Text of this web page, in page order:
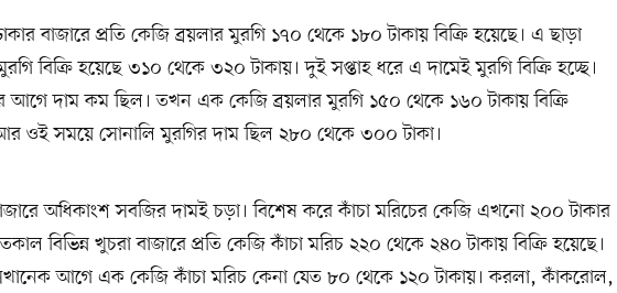
বাজারে প্রতি কেজি ব্রয়লার মুরগি ১৭০ থেকে ১৮০ টাকায় বিক্রি হয়েছে। এ ছাড়া
বিক্রি হয়েছে ৩১০ থেকে ৩২০ টাকায়। দুই সপ্তাহ ধরে এ দামেই মুরগি বিক্রি হচ্ছে।
দাম কম ছিল। তখন এক কেজি ব্রয়লার মুরগি ১৫০ থেকে ১৬০ টাকায় বিক্রি
ওই সময়ে সোনালি মুরগির দাম ছিল ২৮০ থেকে ৩০০ টাকা।
অধিকাংশ সবজির দামই চড়া। বিশেষ করে কাঁচা মরিচের কেজি এখনো ২০০ টাকার
বিভিন্ন খুচরা বাজারে প্রতি কেজি কাঁচা মরিচ ২২০ থেকে ২৪০ টাকায় বিক্রি হয়েছে।
আগে এক কেজি কাঁচা মরিচ কেনা যেত ৮০ থেকে ১২০ টাকায়। করলা, কাঁকরোল,